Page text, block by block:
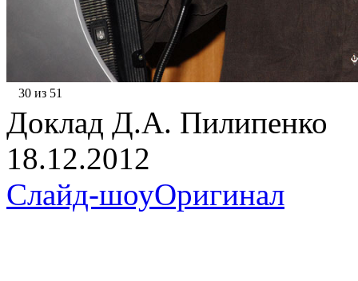
30 из 51
Доклад Д.А. Пилипенко
18.12.2012
Слайд-шоуОригинал